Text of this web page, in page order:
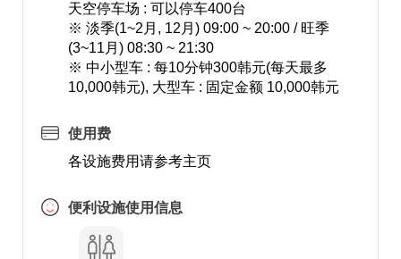
天空停车场 : 可以停车400台
※ 淡季(1~2月, 12月) 09:00 ~ 20:00 / 旺季
(3~11月) 08:30 ~ 21:30
※ 中小型车 : 每10分钟300韩元(每天最多
10,000韩元), 大型车 : 固定金额 10,000韩元
使用费
各设施费用请参考主页
便利设施使用信息